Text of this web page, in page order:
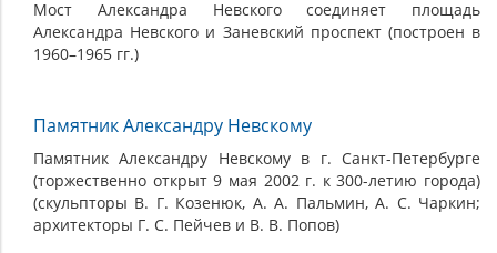
Мост Александра Невского соединяет площадь
Александра Невского и Заневский проспект (построен в
1960–1965 гг.)
Памятник Александру Невскому
Памятник Александру Невскому в г. Санкт-Петербурге
(торжественно открыт 9 мая 2002 г. к 300-летию города)
(скульпторы В. Г. Козенюк, А. А. Пальмин, А. С. Чаркин;
архитекторы Г. С. Пейчев и В. В. Попов)